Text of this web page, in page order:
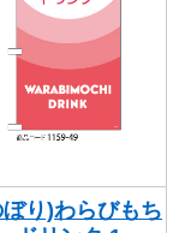
り)わらびもち